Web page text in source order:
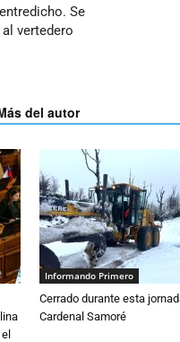
Se
vertedero
del autor
Informando Primero
Cerrado durante esta
Cardenal Samoré